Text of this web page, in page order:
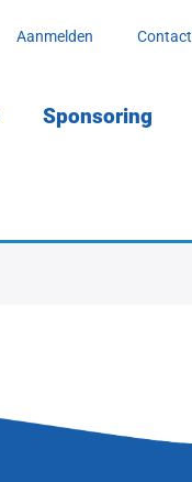
Aanmelden Contact
Sponsoring